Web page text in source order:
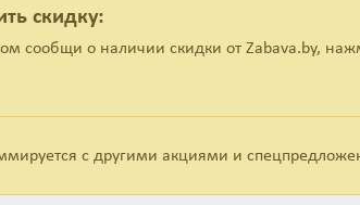
с кузова;
вкраплений;
разными связками паст и кругов;
и предпродажной подготовки.
скидку:
сообщи о наличии скидки от Zabava.by,
с другими акциями и